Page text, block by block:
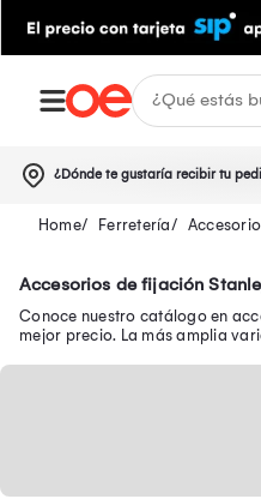
¿Dónde te gustaría recibir tu
Ferretería
Accesorios de fijación
Conoce nuestro catálogo en
mejor precio. La más amplia